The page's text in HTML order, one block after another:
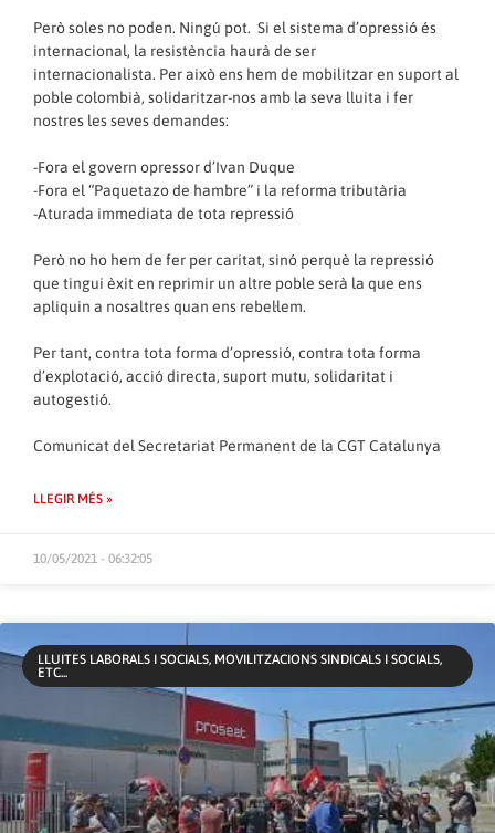
Però soles no poden. Ningú pot. Si el sistema d’opressió és
internacional, la resistència haurà de ser
internacionalista. Per això ens hem de mobilitzar en suport al
poble colombià, solidaritzar-nos amb la seva lluita i fer
nostres les seves demandes:
-Fora el govern opressor d’Ivan Duque
-Fora el “Paquetazo de hambre” i la reforma tributària
-Aturada immediata de tota repressió
Però no ho hem de fer per caritat, sinó perquè la repressió
que tingui èxit en reprimir un altre poble serà la que ens
apliquin a nosaltres quan ens rebel·lem.
Per tant, contra tota forma d’opressió, contra tota forma
d’explotació, acció directa, suport mutu, solidaritat i
autogestió.
Comunicat del Secretariat Permanent de la CGT Catalunya
LLEGIR MÉS »
10/05/2021 - 06:32:05
LLUITES LABORALS I SOCIALS, MOVILITZACIONS SINDICALS I SOCIALS,
ETC...